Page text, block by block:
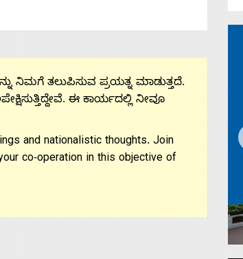
ನಿಮಗೆ ತಲುಪಿಸುವ ಪ್ರಯತ್ನ ಮಾಡುತ್ತದೆ.
ಈ ಕಾರ್ಯದಲ್ಲಿ ನೀವೂ
and nationalistic thoughts. Join
co-operation in this objective of